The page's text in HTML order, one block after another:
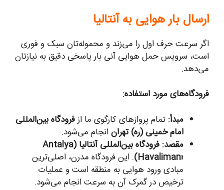
ارسال بار هوایی به آنتالیا
اگر سرعت حرف اول را می‌زند و محموله‌تان سبک و فوری
است، سرویس حمل هوایی آنی بار پاسخی دقیق به نیازتان
می‌دهد.
فرودگاه‌های مورد استفاده:
مبدأ: تمام پروازهای کارگوی ما ازفرودگاه بین‌المللی
امام خمینی (ره) تهرانانجام می‌شود.
مقصد:
فرودگاه بین‌المللی آنتالیا (Antalya
Havalimanı) . این فرودگاه مدرن، اصلی‌ترین
مبادی ورود هوایی به منطقه است و عملیات
ترخیص در گمرک آن به سرعت انجام می‌شود.